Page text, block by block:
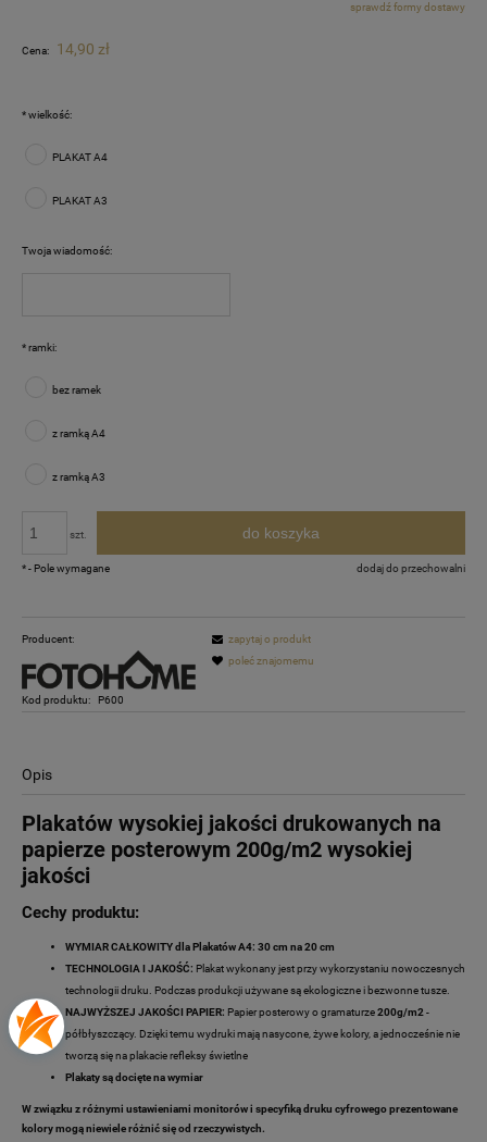
Cena nie zawiera ewentualnych kosztów płatnościsprawdź formy dostawy
Cena: 14,90 zł
*wielkość:
PLAKAT A4
PLAKAT A3
Twoja wiadomość:
*ramki:
bez ramek
z ramką A4
z ramką A3
szt. do koszyka
dodaj do przechowalni
*- Pole wymagane
Producent:
Kod produktu: P600
zapytaj o produkt
poleć znajomemu
Opis
Plakatów wysokiej jakości drukowanych na
papierze posterowym 200g/m2 wysokiej
jakości
Cechy produktu:
WYMIAR CAŁKOWITY dla Plakatów A4: 30 cm na 20 cm
TECHNOLOGIA I JAKOŚĆ: Plakat wykonany jest przy wykorzystaniu nowoczesnych
technologii druku. Podczas produkcji używane są ekologiczne i bezwonne tusze.
NAJWYŻSZEJ JAKOŚCI PAPIER: Papier posterowy o gramaturze200g/m2 -
półbłyszczący. Dzięki temu wydruki mają nasycone, żywe kolory, a jednocześnie nie
tworzą się na plakacie refleksy świetlne
Plakaty są docięte na wymiar
W związku z różnymi ustawieniami monitorów i specyfiką druku cyfrowego prezentowane
kolory mogą niewiele różnić się od rzeczywistych.